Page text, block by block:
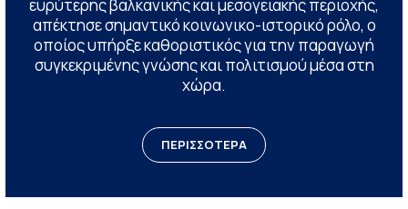
ευρύτερης βαλκανικής και μεσογειακής περιοχής,
απέκτησε σημαντικό κοινωνικο-ιστορικό ρόλο, ο
οποίος υπήρξε καθοριστικός για την παραγωγή
συγκεκριμένης γνώσης και πολιτισμού μέσα στη
χώρα.
ΠΕΡΙΣΣΟΤΕΡΑ